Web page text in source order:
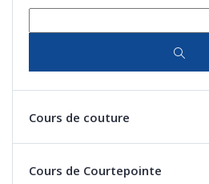
Cours de couture
Cours de Courtepointe